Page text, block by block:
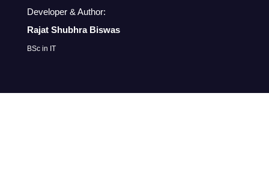
Developer & Author:
Rajat Shubhra Biswas
BSc in IT